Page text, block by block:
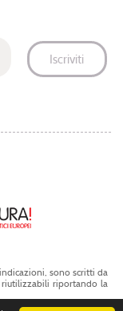
sono scritti da
riportando la